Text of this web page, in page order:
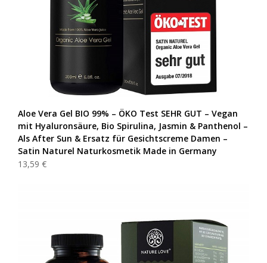
Aloe Vera Gel BIO 99% – ÖKO Test SEHR GUT – Vegan
mit Hyaluronsäure, Bio Spirulina, Jasmin & Panthenol –
Als After Sun & Ersatz für Gesichtscreme Damen –
Satin Naturel Naturkosmetik Made in Germany
13,59 €